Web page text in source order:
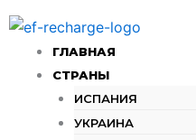
Перейти
содержимому
ГЛАВНАЯ
СТРАНЫ
ИСПАНИЯ
УКРАИНА
товара
Vodafone
(UA)